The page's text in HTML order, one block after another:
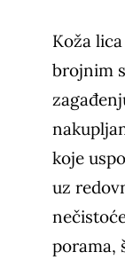
Koža
brojnim
koje
uz
porama,